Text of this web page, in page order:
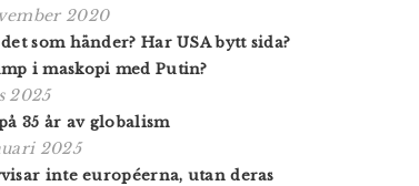
2020
som händer? Har USA bytt sida?
i maskopi med Putin?
2025
35 år av globalism
2025
inte européerna, utan deras